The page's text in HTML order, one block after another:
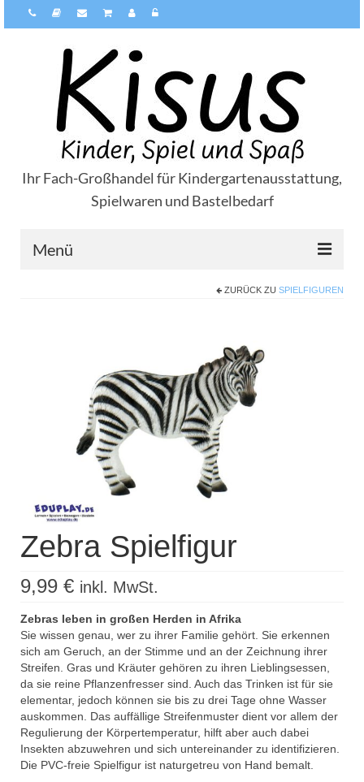
Ihr Fach-Großhandel für Kindergartenausstattung,
Spielwaren und Bastelbedarf
Menü
Kisus Katalog anfordern
Newsletter
Kontakt
Log In / Mein Konto
Products
ZURÜCK ZU SPIELFIGUREN
Zebra Spielfigur
9,99 € inkl. MwSt.
Zebras leben in großen Herden in Afrika
Sie wissen genau, wer zu ihrer Familie gehört. Sie erkennen
sich am Geruch, an der Stimme und an der Zeichnung ihrer
Streifen. Gras und Kräuter gehören zu ihren Lieblingsessen,
da sie reine Pflanzenfresser sind. Auch das Trinken ist für sie
elementar, jedoch können sie bis zu drei Tage ohne Wasser
auskommen. Das auffällige Streifenmuster dient vor allem der
Regulierung der Körpertemperatur, hilft aber auch dabei
Insekten abzuwehren und sich untereinander zu identifizieren.
Die PVC-freie Spielfigur ist naturgetreu von Hand bemalt.